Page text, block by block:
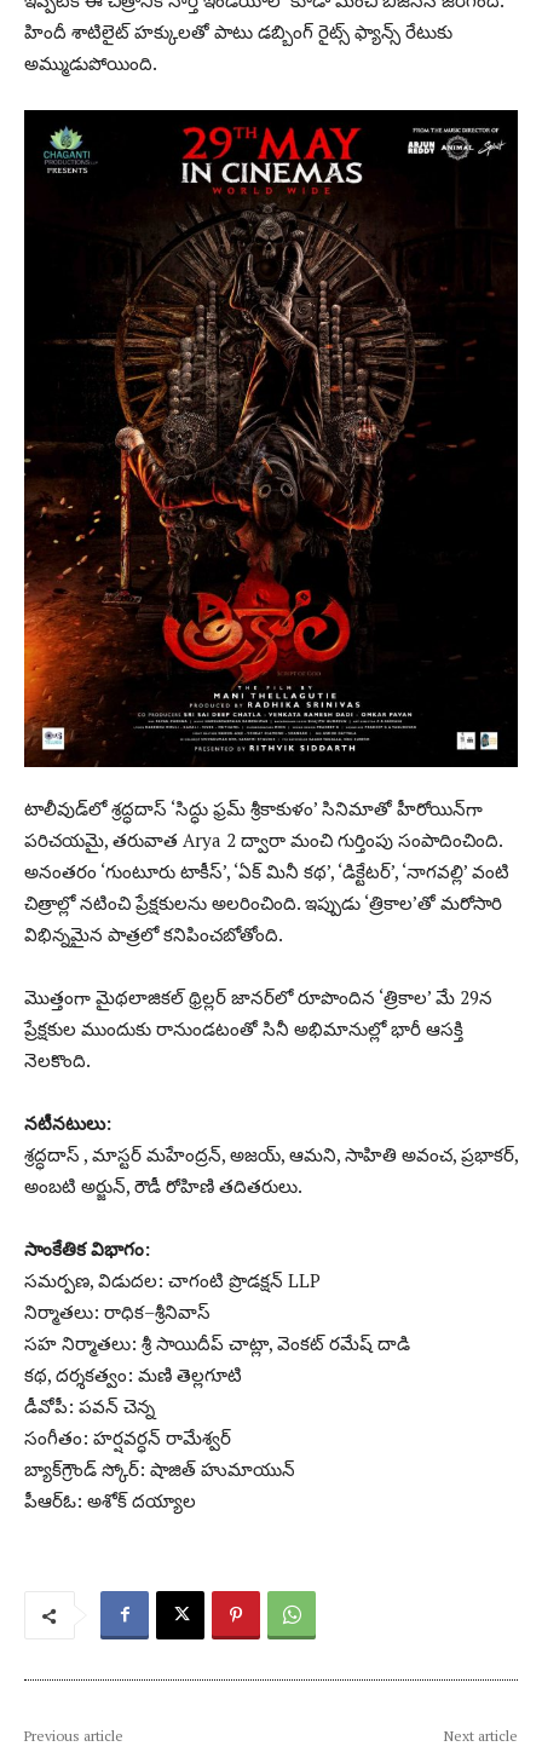
హిందీ శాటిలైట్ హక్కులతో పాటు డబ్బింగ్ రైట్స్‌ ఫ్యాన్స్ రేటుకు
అమ్ముడుపోయింది.
టాలీవుడ్‌లో శ్రద్ధదాస్ ‘సిద్ధు ఫ్రమ్ శ్రీకాకుళం’ సినిమాతో హీరోయిన్‌గా
పరిచయమై, తరువాత Arya 2 ద్వారా మంచి గుర్తింపు సంపాదించింది.
అనంతరం ‘గుంటూరు టాకీస్’, ‘ఏక్ మినీ కథ’, ‘డిక్టేటర్’, ‘నాగవల్లి’ వంటి
చిత్రాల్లో నటించి ప్రేక్షకులను అలరించింది. ఇప్పుడు ‘త్రికాల’తో మరోసారి
విభిన్నమైన పాత్రలో కనిపించబోతోంది.
మొత్తంగా మైథలాజికల్ థ్రిల్లర్ జానర్‌లో రూపొందిన ‘త్రికాల’ మే 29న
ప్రేక్షకుల ముందుకు రానుండటంతో సినీ అభిమానుల్లో భారీ ఆసక్తి
నెలకొంది.
నటీనటులు:
శ్రద్ధదాస్ , మాస్టర్ మహేంద్రన్, అజయ్, ఆమని, సాహితి అవంచ, ప్రభాకర్,
అంబటి అర్జున్, రౌడీ రోహిణి తదితరులు.
సాంకేతిక విభాగం:
స‌మ‌ర్ప‌ణ‌, విడుద‌ల‌: చాగంటి ప్రొడక్షన్ LLP
నిర్మాతలు: రాధిక–శ్రీనివాస్
సహ నిర్మాతలు: శ్రీ సాయిదీప్ చాట్లా, వెంకట్ రమేష్ దాడి
కథ, దర్శకత్వం: మణి తెల్లగూటి
డీవోపీ: ప‌వ‌న్ చెన్న
సంగీతం: హర్షవర్ధన్ రామేశ్వర్
బ్యాక్‌గ్రౌండ్ స్కోర్: షాజిత్ హుమాయున్
పీఆర్ఓ: అశోక్ దయ్యాల
Previous article Next article